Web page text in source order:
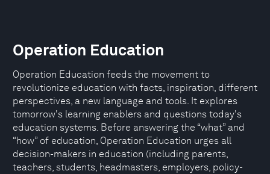
Operation Education
Operation Education feeds the movement to
revolutionize education with facts, inspiration, different
perspectives, a new language and tools. It explores
tomorrow's learning enablers and questions today's
education systems. Before answering the “what” and
“how” of education, Operation Education urges all
decision-makers in education (including parents,
teachers, students, headmasters, employers, policy-